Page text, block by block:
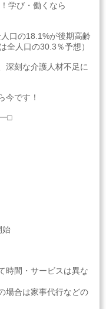
学び・働くなら
口の18.1%が後期高齢
全人口の30.3％予想）
深刻な介護人材不足に
今です！
始
時間・サービスは異な
場合は家事代行などの